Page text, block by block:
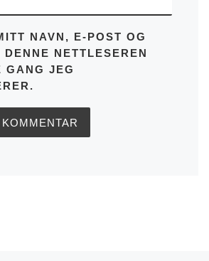
NAVN, E-POST OG
NETTLESEREN
GANG JEG